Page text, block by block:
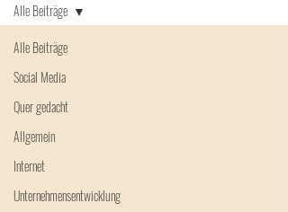
Alle Beiträge
Social Media
Quer gedacht
Allgemein
Internet
Unternehmensentwicklung
Alle Beiträge